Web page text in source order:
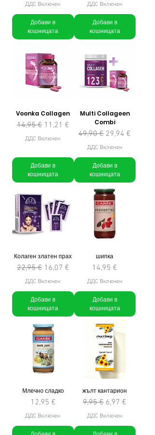
ДДС Включен
Добави в
кошницата
ДДС Включен
Добави в
кошницата
Voonka Collagen
Редовна цена
14,95 € Продажна цена
11,21 €
ДДС Включен
Добави в
кошницата
Multi Collageen
Combi
Редовна цена
49,90 € Продажна цена
29,94 €
ДДС Включен
Добави в
кошницата
Колаген златен прах
Редовна цена
22,95 € Продажна цена
16,07 €
ДДС Включен
Добави в
кошницата
шипка
Цена
14,95 €
ДДС Включен
Добави в
кошницата
Млечно сладко
Цена
12,95 €
ДДС Включен
жълт кантарион
Редовна цена
9,95 € Продажна цена
6,97 €
ДДС Включен